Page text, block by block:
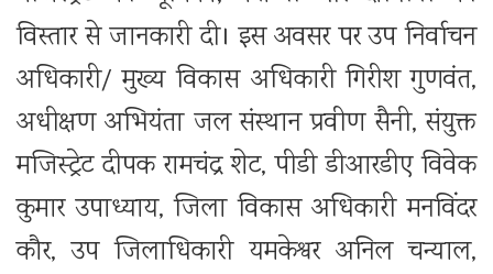
विस्तार से जानकारी दी। इस अवसर पर उप निर्वाचन
अधिकारी/ मुख्य विकास अधिकारी गिरीश गुणवंत,
अधीक्षण अभियंता जल संस्थान प्रवीण सैनी, संयुक्त
मजिस्ट्रेट दीपक रामचंद्र शेट, पीडी डीआरडीए विवेक
कुमार उपाध्याय, जिला विकास अधिकारी मनविंदर
कौर, उप जिलाधिकारी यमकेश्वर अनिल चन्याल,